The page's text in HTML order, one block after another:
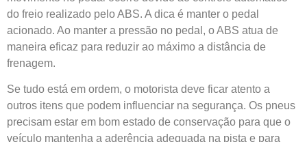
do freio realizado pelo ABS. A dica é manter o pedal
acionado. Ao manter a pressão no pedal, o ABS atua de
maneira eficaz para reduzir ao máximo a distância de
frenagem.
Se tudo está em ordem, o motorista deve ficar atento a
outros itens que podem influenciar na segurança. Os pneus
precisam estar em bom estado de conservação para que o
veículo mantenha a aderência adequada na pista e para